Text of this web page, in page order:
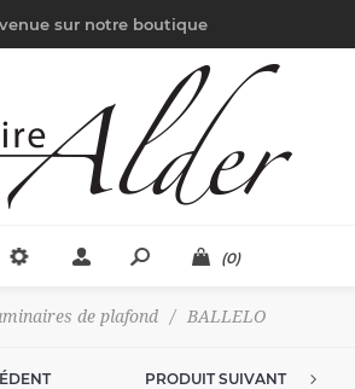
sur notre boutique
(0)
de plafond / BALLELO
PRODUIT SUIVANT